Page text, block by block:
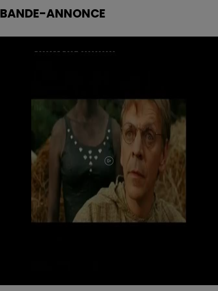
BANDE-ANNONCE